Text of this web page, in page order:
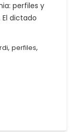
perfiles y
dictado
, perfiles,